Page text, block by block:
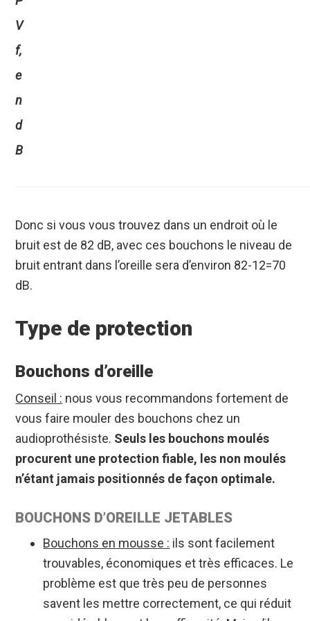
V
f,
e
n
d
B
Donc si vous vous trouvez dans un endroit où le
bruit est de 82 dB, avec ces bouchons le niveau de
bruit entrant dans l’oreille sera d’environ 82-12=70
dB.
Type de protection
Bouchons d’oreille
Conseil : nous vous recommandons fortement de
vous faire mouler des bouchons chez un
audioprothésiste. Seuls les bouchons moulés
procurent une protection fiable, les non moulés
n’étant jamais positionnés de façon optimale.
BOUCHONS D’OREILLE JETABLES
Bouchons en mousse : ils sont facilement
trouvables, économiques et très efficaces. Le
problème est que très peu de personnes
savent les mettre correctement, ce qui réduit